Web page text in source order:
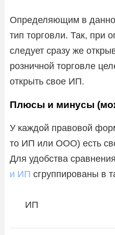
Определяющим в
тип торговли. Так, при
следует сразу же
розничной торговле
открыть свое ИП.
Плюсы и минусы
У каждой правовой
то ИП или ООО) есть
Для удобства сравнения
и ИП сгруппированы в
ИП